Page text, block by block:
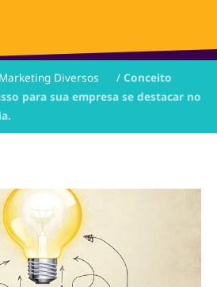
Marketing Diversos / Conceito
para sua empresa se destacar no